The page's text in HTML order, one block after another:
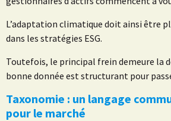
L’adaptation climatique doit ainsi être
dans les stratégies ESG.
Toutefois, le principal frein demeure la
bonne donnée est structurant pour
Taxonomie : un langage
pour le marché